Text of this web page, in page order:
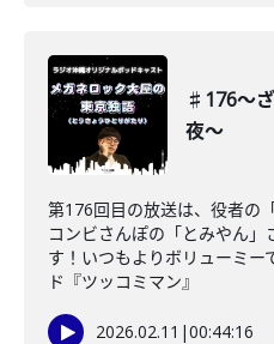
♯176〜
夜〜
第176回目の放送は、役者の
コンビさんぽの「とみやん」
す！いつもよりボリューミー
ド『ツッコミマン』
2026.02.11 |00:44:16